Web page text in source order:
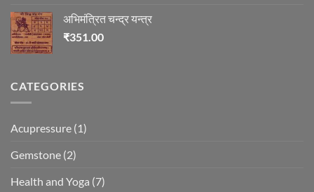
अभिमंत्रित चन्द्र यन्त्र
₹351.00
CATEGORIES
Acupressure (1)
Gemstone (2)
Health and Yoga (7)